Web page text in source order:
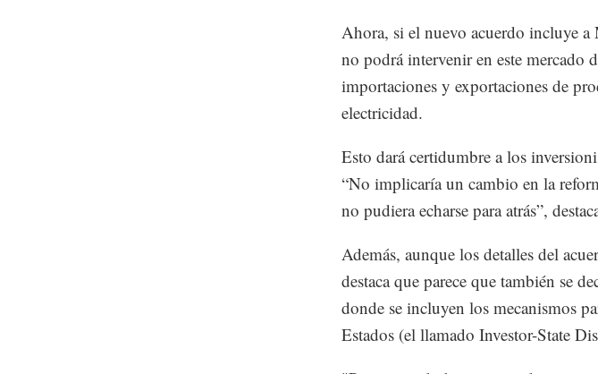
Ahora, si el nuevo acuerdo incluye
no podrá intervenir en este mercado
importaciones y exportaciones de
electricidad.
Esto dará certidumbre a los
“No implicaría un cambio en la
no pudiera echarse para atrás”,
Además, aunque los detalles del
destaca que parece que también se
donde se incluyen los mecanismos
Estados (el llamado Investor-State